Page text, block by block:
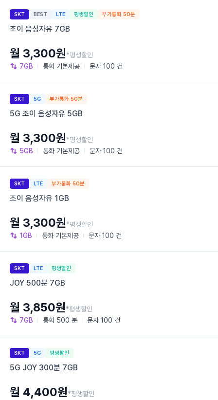
SKT BEST LTE 평생할인 부가통화 50분
조이 음성자유 7GB
7GB 통화 기본제공 문자 100 건
월 3,300원*평생할인
SKT 5G 부가통화 50분
5G 조이 음성자유 5GB
5GB 통화 기본제공 문자 100 건
월 3,300원*평생할인
SKT LTE 부가통화 50분
조이 음성자유 1GB
1GB 통화 기본제공 문자 100 건
월 3,300원*평생할인
SKT LTE 평생할인
JOY 500분 7GB
7GB 통화 500 분 문자 100 건
월 3,850원*평생할인
SKT 5G 평생할인
5G JOY 300분 7GB
월 4,400원*평생할인